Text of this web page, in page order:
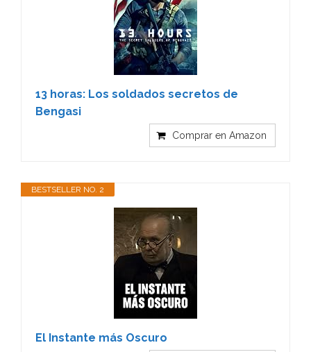
13 horas: Los soldados secretos de
Bengasi
Comprar en Amazon
BESTSELLER NO. 2
El Instante más Oscuro